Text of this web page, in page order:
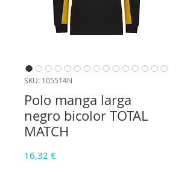
SKU: 105514N
Polo manga larga
negro bicolor TOTAL
MATCH
16,32 €Precio